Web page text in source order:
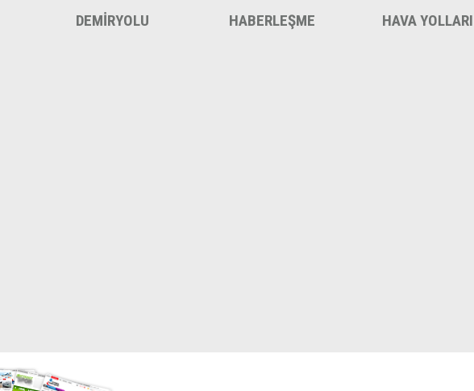
DEMİRYOLU HABERLEŞME HAVA YOLLARI